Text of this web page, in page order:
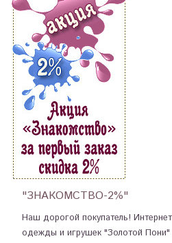
"ЗНАКОМСТВО-2%"
Наш дорогой покупатель!
одежды и игрушек "Золотой Пони"